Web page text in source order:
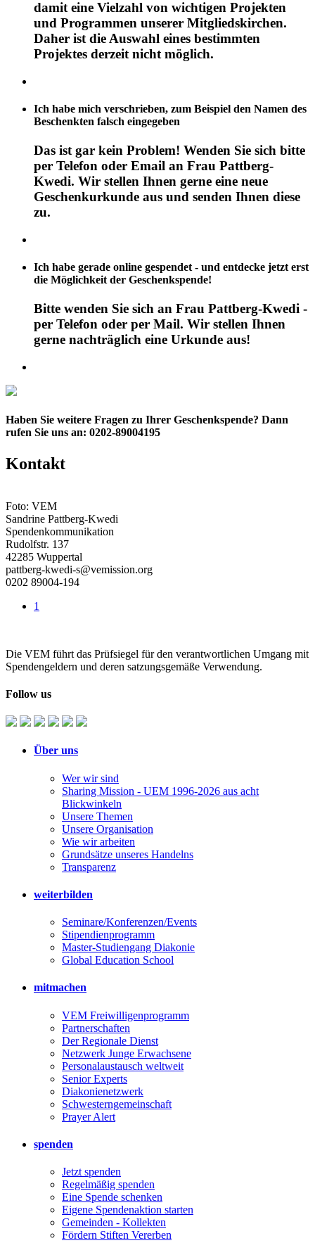
damit eine Vielzahl von wichtigen Projekten
und Programmen unserer Mitgliedskirchen.
Daher ist die Auswahl eines bestimmten
Projektes derzeit nicht möglich.
Ich habe mich verschrieben, zum Beispiel den Namen des
Beschenkten falsch eingegeben
Das ist gar kein Problem! Wenden Sie sich bitte
per Telefon oder Email an Frau Pattberg-
Kwedi. Wir stellen Ihnen gerne eine neue
Geschenkurkunde aus und senden Ihnen diese
zu.
Ich habe gerade online gespendet - und entdecke jetzt erst
die Möglichkeit der Geschenkspende!
Bitte wenden Sie sich an Frau Pattberg-Kwedi -
per Telefon oder per Mail. Wir stellen Ihnen
gerne nachträglich eine Urkunde aus!
Haben Sie weitere Fragen zu Ihrer Geschenkspende? Dann
rufen Sie uns an: 0202-89004195
Kontakt
Foto: VEM
Sandrine Pattberg-Kwedi
Spendenkommunikation
Rudolfstr. 137
42285 Wuppertal
pattberg-kwedi-s@vemission.org
0202 89004-194
1
Die VEM führt das Prüfsiegel für den verantwortlichen Umgang mit
Spendengeldern und deren satzungsgemäße Verwendung.
Follow us
Über uns
Wer wir sind
Sharing Mission - UEM 1996-2026 aus acht
Blickwinkeln
Unsere Themen
Unsere Organisation
Wie wir arbeiten
Grundsätze unseres Handelns
Transparenz
weiterbilden
Seminare/Konferenzen/Events
Stipendienprogramm
Master-Studiengang Diakonie
Global Education School
mitmachen
VEM Freiwilligenprogramm
Partnerschaften
Der Regionale Dienst
Netzwerk Junge Erwachsene
Personalaustausch weltweit
Senior Experts
Diakonienetzwerk
Schwesterngemeinschaft
Prayer Alert
spenden
Jetzt spenden
Regelmäßig spenden
Eine Spende schenken
Eigene Spendenaktion starten
Gemeinden - Kollekten
Fördern Stiften Vererben